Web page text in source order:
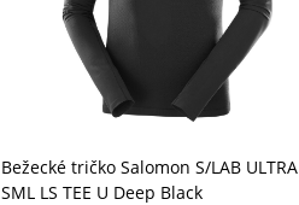
Bežecké tričko Salomon S/LAB ULTRA
SML LS TEE U Deep Black